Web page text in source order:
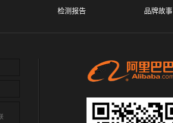
检测报告 品牌故事